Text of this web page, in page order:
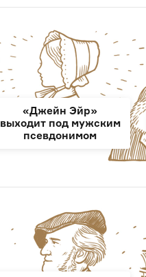
«Джейн Эйр»
выходит под мужским
псевдонимом